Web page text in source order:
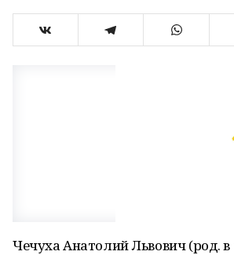
Чечуха Анатолий Львович (род. в